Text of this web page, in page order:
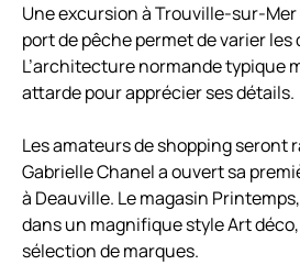
Une excursion à Trouville-sur-
port de pêche permet de varier les
L’architecture normande typique
attarde pour apprécier ses détails.
Les amateurs de shopping seront
Gabrielle Chanel a ouvert sa
à Deauville. Le magasin
dans un magnifique style Art
sélection de marques.